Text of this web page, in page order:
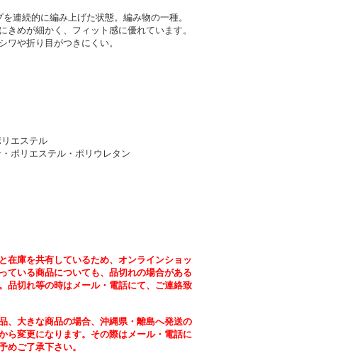
連続的に編み上げた状態。編み物の一種。
きめが細かく、フィット感に優れています。
ワや折り目がつきにくい。
エステル
ポリエステル・ポリウレタン
在庫を共有しているため、オンラインショッ
ている商品についても、品切れの場合がある
品切れ等の時はメール・電話にて、ご連絡致
、大きな商品の場合、沖縄県・離島へ発送の
ら変更になります。その際はメール・電話に
めご了承下さい。